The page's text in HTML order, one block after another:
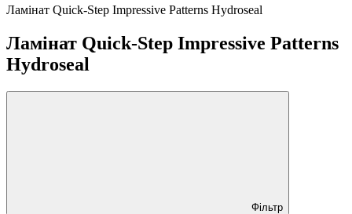
Ламінат Quick-Step Impressive Patterns Hydroseal
Ламінат Quick-Step Impressive Patterns
Hydroseal
Фільтр